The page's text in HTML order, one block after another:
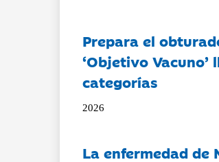
Prepara el
‘Objetivo
categorías
2026
La enfermedad de